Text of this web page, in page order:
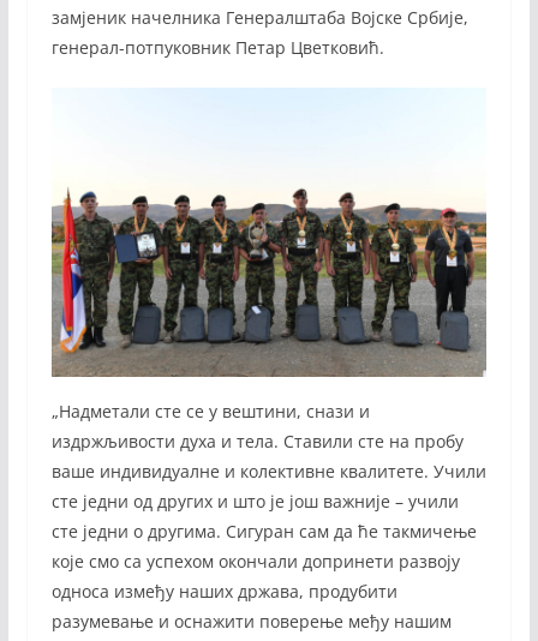
замјеник начелника Генералштаба Војске Србије,
генерал-потпуковник Петар Цветковић.
„Надметали сте се у вештини, снази и
издржљивости духа и тела. Ставили сте на пробу
ваше индивидуалне и колективне квалитете. Учили
сте једни од других и што је још важније – учили
сте једни о другима. Сигуран сам да ће такмичење
које смо са успехом окончали допринети развоју
односа између наших држава, продубити
разумевање и оснажити поверење међу нашим